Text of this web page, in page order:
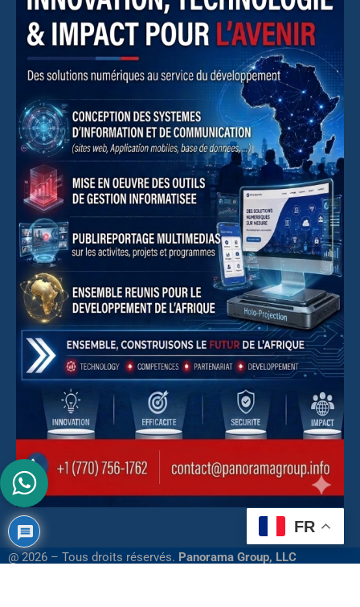
@ 2026 – Tous droits réservés. Panorama Group, LLC
FR